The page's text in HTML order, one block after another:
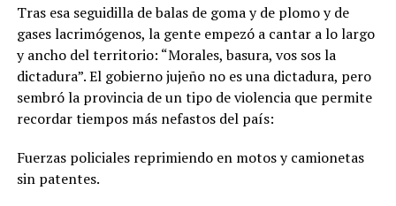
Tras esa seguidilla de balas de goma y de plomo y de
gases lacrimógenos, la gente empezó a cantar a lo largo
y ancho del territorio: “Morales, basura, vos sos la
dictadura”. El gobierno jujeño no es una dictadura, pero
sembró la provincia de un tipo de violencia que permite
recordar tiempos más nefastos del país:
Fuerzas policiales reprimiendo en motos y camionetas
sin patentes.